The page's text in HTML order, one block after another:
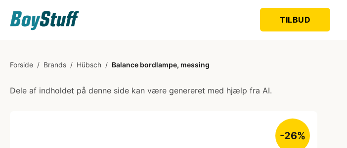
TILBUD
Forside / Brands / Hübsch / Balance bordlampe, messing
Dele af indholdet på denne side kan være genereret med hjælp fra AI.
-26%